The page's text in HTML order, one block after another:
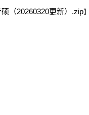
（20260320更新）.zip